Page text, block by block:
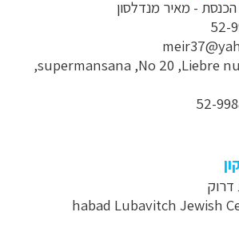
- מאיר מנדלסון
Liebre
,
supermansana ,No 20
,
habad Lubavitch Jewish